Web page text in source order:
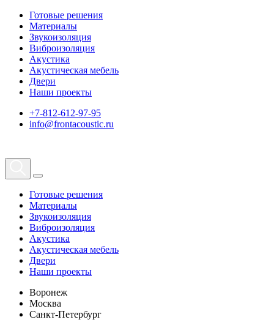
Готовые решения
Материалы
Звукоизоляция
Виброизоляция
Акустика
Акустическая мебель
Двери
Наши проекты
+7-812-612-97-95
info@frontacoustic.ru
Готовые решения
Материалы
Звукоизоляция
Виброизоляция
Акустика
Акустическая мебель
Двери
Наши проекты
Воронеж
Москва
Санкт-Петербург